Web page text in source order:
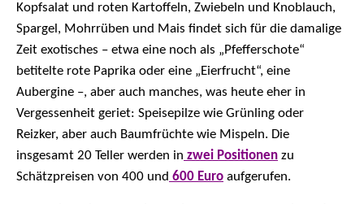
Kopfsalat und roten Kartoffeln, Zwiebeln und Knoblauch,
Spargel, Mohrrüben und Mais findet sich für die damalige
Zeit exotisches – etwa eine noch als „Pfefferschote“
betitelte rote Paprika oder eine „Eierfrucht“, eine
Aubergine –, aber auch manches, was heute eher in
Vergessenheit geriet: Speisepilze wie Grünling oder
Reizker, aber auch Baumfrüchte wie Mispeln. Die
insgesamt 20 Teller werden in zwei Positionen zu
Schätzpreisen von 400 und 600 Euro aufgerufen.